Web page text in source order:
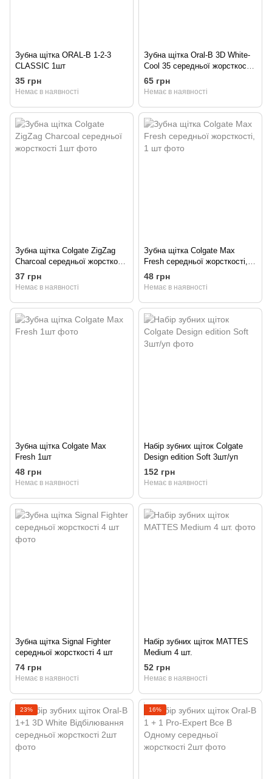
Зубна щітка ORAL-B 1-2-3
CLASSIC 1шт
35 грн
Немає в наявності
Зубна щітка Oral-B 3D White-
Cool 35 середньої жорсткості
1шт
65 грн
Немає в наявності
Зубна щітка Colgate ZigZag
Charcoal середньої жорсткості
1шт
37 грн
Немає в наявності
Зубна щітка Colgate Max
Fresh середньої жорсткості, 1
шт
48 грн
Немає в наявності
Зубна щітка Colgate Max
Fresh 1шт
48 грн
Немає в наявності
Набір зубних щіток Colgate
Design edition Soft 3шт/уп
152 грн
Немає в наявності
Зубна щітка Signal Fighter
середньої жорсткості 4 шт
74 грн
Немає в наявності
Набір зубних щіток MATTES
Medium 4 шт.
52 грн
Немає в наявності
23% 16%